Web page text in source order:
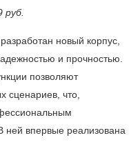
руб.
новый корпус,
и прочностью.
позволяют
сценариев, что,
впервые реализована